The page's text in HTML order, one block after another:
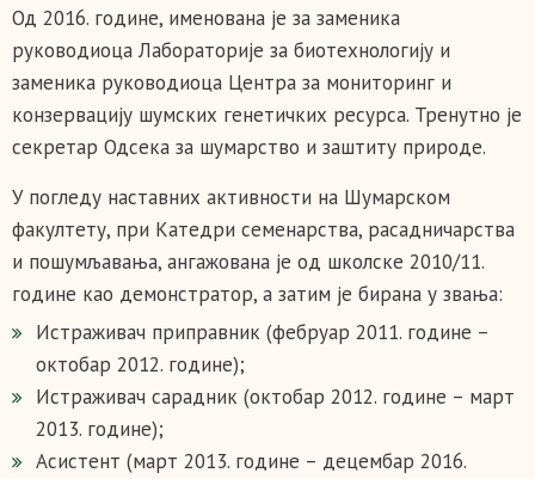
Од 2016. године, именована је за заменика
руководиоца Лабораторије за биотехнологију и
заменика руководиоца Центра за мониторинг и
конзервацију шумских генетичких ресурса. Тренутно је
секретар Одсека за шумарство и заштиту природе.
У погледу наставних активности на Шумарском
факултету, при Катедри семенарства, расадничарства
и пошумљавања, ангажована је од школске 2010/11.
године као демонстратор, а затим је бирана у звања:
Истраживач приправник (фебруар 2011. године –
октобар 2012. године);
Истраживач сарадник (октобар 2012. године – март
2013. године);
Асистент (март 2013. године – децембар 2016.